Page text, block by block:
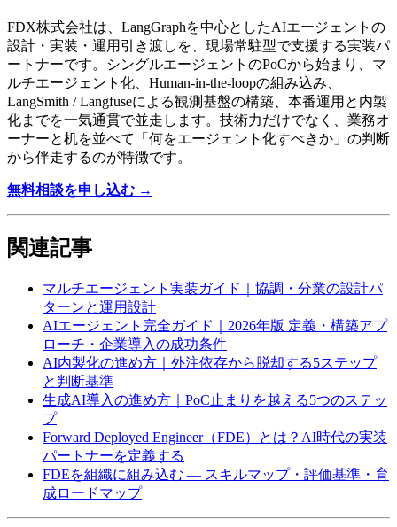
FDX株式会社は、​LangGraphを​中心とした​AIエージェントの​
設計・実装・運用引き渡しを、​現場常駐型で​支援する​実装パ
ートナーです。​シングルエージェントの​PoCから​始まり、​マ
ルチエージェント化、​Human-in-the-loopの​組み込み、​
LangSmith / Langfuseに​よる​観測基盤の​構築、​本番運用と​内製
化までを​一気通貫で​並走します。​技術力だけでなく、​業務オ
ーナーと​机を​並べて​「何を​エージェント化すべきか」の​判断
から​伴走するのが​特徴です。
無料相談を​申し込む →
関連記事
マルチエージェント実装ガイド｜協調・分業の​設計パ
ターンと​運用設計
AIエージェント完全ガイド｜2026年版 定義・構築アプ
ローチ・企業導入の​成功条件
AI内製化の​進め方​｜外注依存から​脱却する​5ステップ
と​判断基準
生成AI導入の​進め方​｜PoC止まりを​越える​5つの​ステッ
プ
Forward Deployed Engineer​（FDE）とは？​AI時代の​実装
パートナーを​定義する
FDEを​組織に​組み込む — スキルマップ・評価基準・育
成ロードマップ